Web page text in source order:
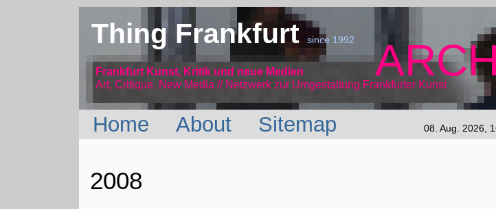
Thing Frankfurtsince 1992
Frankfurt Kunst, Kritik und neue Medien
Art, Critique, New Media // Netzwerk zur Umgestaltung Frankfurter Kunst
Home About Sitemap 08. Aug. 2026,
2008